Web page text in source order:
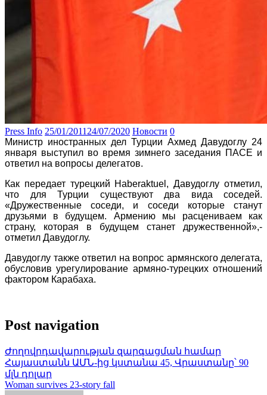
Press Info 25/01/2011 24/07/2020 Новости 0
Министр иностранных дел Турции Ахмед Давудоглу 24
января выступил во время зимнего заседания ПАСЕ и
ответил на вопросы делегатов.
Как передает турецкий Haberaktuel, Давудоглу отметил,
что для Турции существуют два вида соседей.
«Дружественные соседи, и соседи которые станут
друзьями в будущем. Армению мы расцениваем как
страну, которая в будущем станет дружественной»,-
отметил Давудоглу.
Давудоглу также ответил на вопрос армянского делегата,
обусловив урегулирование армяно-турецких отношений
фактором Карабаха.
Post navigation
Ժողովրդավարության զարգացման համար
Հայաստանն ԱՄՆ-ից կստանա 45, Վրաստանը՝ 90
մլն դոլար
Woman survives 23-story fall